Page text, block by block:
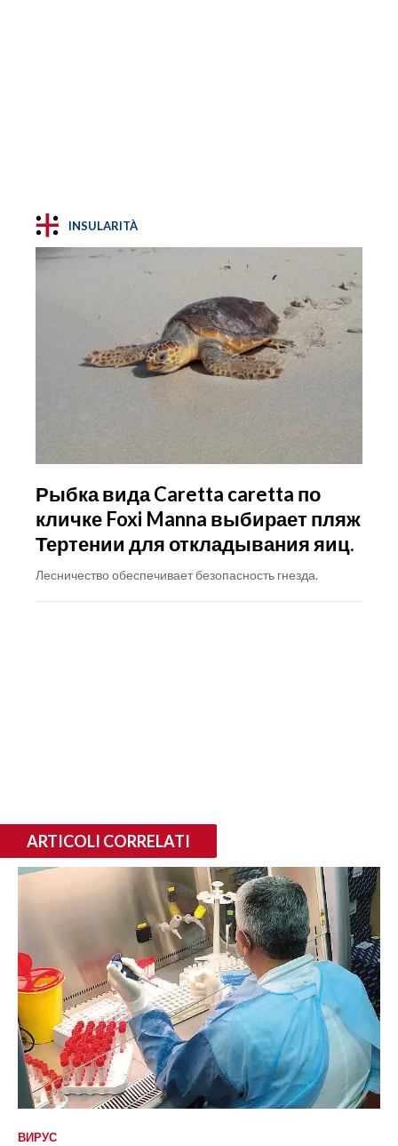
INSULARITÀ
Рыбка вида Caretta caretta по
кличке Foxi Manna выбирает пляж
Тертении для откладывания яиц.
Лесничество обеспечивает безопасность гнезда.
ARTICOLI CORRELATI
ВИРУС